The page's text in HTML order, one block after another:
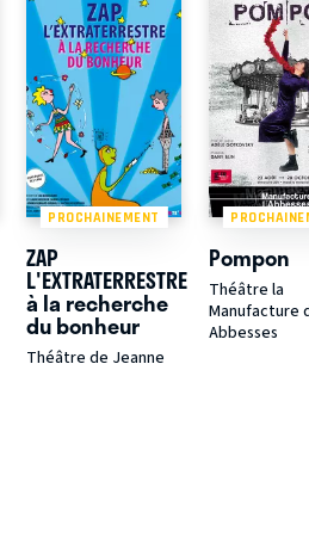
PROCHAINEMENT
ZAP
L'EXTRATERRESTRE
à la recherche
du bonheur
Théâtre de Jeanne
Pompon
Théâtre la
Manufacture
Abbesses